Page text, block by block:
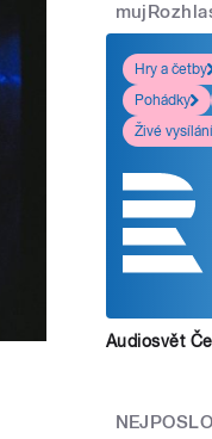
Hry a četby
Pohádky
Živé
Audiosvět